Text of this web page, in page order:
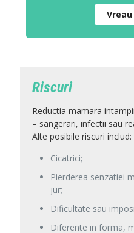
Riscuri
Reductia mamara
– sangerari, infectii sau
Alte posibile riscuri includ:
Cicatrici;
Pierderea senzatiei
jur;
Dificultate sau
Diferente in forma,